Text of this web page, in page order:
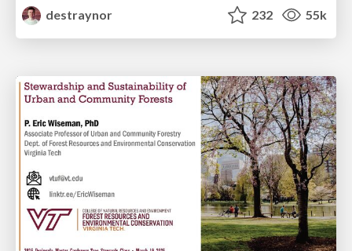
destraynor
232 55k